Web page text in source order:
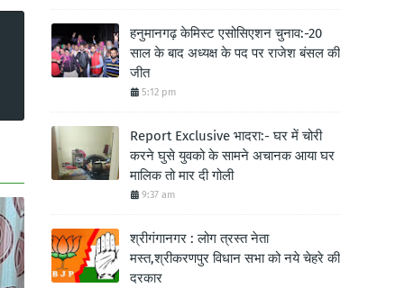
हनुमानगढ़ केमिस्ट एसोसिएशन चुनाव:-20
साल के बाद अध्यक्ष के पद पर राजेश बंसल की
जीत
5:12 pm
Report Exclusive भादरा:- घर में चोरी
करने घुसे युवको के सामने अचानक आया घर
मालिक तो मार दी गोली
9:37 am
श्रीगंगानगर : लोग त्रस्त नेता
मस्त,श्रीकरणपुर विधान सभा को नये चेहरे की
दरकार